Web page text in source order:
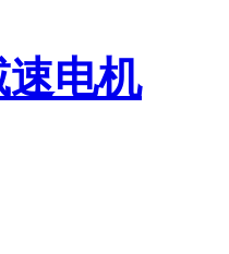
电机